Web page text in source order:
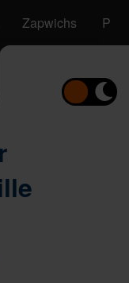
Zapwichs